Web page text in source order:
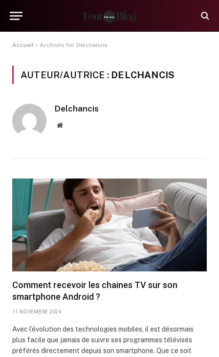
Accueil » Archives for Delchancis
AUTEUR/AUTRICE : DELCHANCIS
Delchancis
Website
Comment recevoir les chaines TV sur son
smartphone Android ?
11 NOVEMBRE 2024
Avec l’évolution des technologies mobiles, il est désormais
plus facile que jamais de suivre ses programmes télévisés
préférés directement depuis son smartphone. Que ce soit